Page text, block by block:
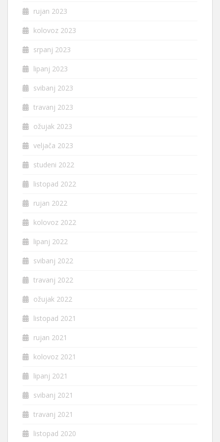
rujan 2023
kolovoz 2023
srpanj 2023
lipanj 2023
svibanj 2023
travanj 2023
ožujak 2023
veljača 2023
studeni 2022
listopad 2022
rujan 2022
kolovoz 2022
lipanj 2022
svibanj 2022
travanj 2022
ožujak 2022
listopad 2021
rujan 2021
kolovoz 2021
lipanj 2021
svibanj 2021
travanj 2021
listopad 2020